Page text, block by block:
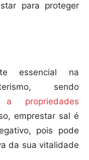
para proteger
essencial na
sendo
a propriedades
emprestar sal é
pois pode
da sua vitalidade